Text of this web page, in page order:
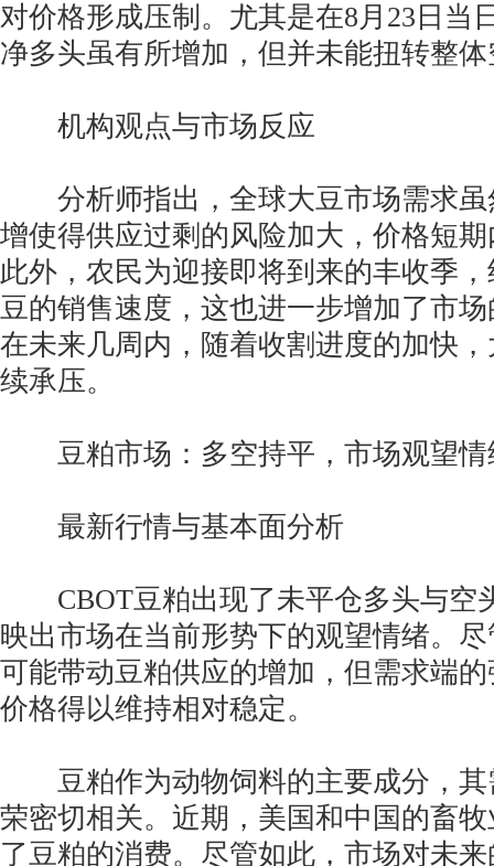
对价格形成压制。尤其是在8月23日当
净多头虽有所增加，但并未能扭转整
机构观点与市场反应
分析师指出，全球大豆市场需求虽
增使得供应过剩的风险加大，价格短
此外，农民为迎接即将到来的丰收季
豆的销售速度，这也进一步增加了市
在未来几周内，随着收割进度的加快
续承压。
豆粕市场：多空持平，市场观望情
最新行情与基本面分析
CBOT豆粕出现了未平仓多头与空
映出市场在当前形势下的观望情绪。
可能带动豆粕供应的增加，但需求端
价格得以维持相对稳定。
豆粕作为动物饲料的主要成分，其
荣密切相关。近期，美国和中国的畜
了豆粕的消费。尽管如此，市场对未